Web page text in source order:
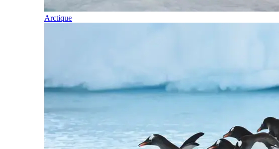
Arctique